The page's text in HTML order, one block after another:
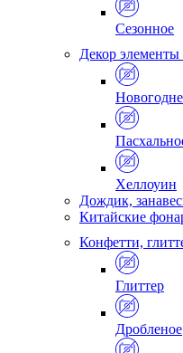
Сезонное
Декор элементы
Хеллоуин
Дождик,
Китайские
Конфетти,
Глиттер
Дробленое